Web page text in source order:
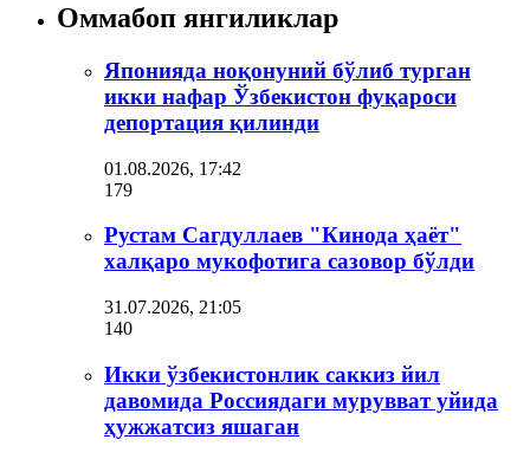
Оммабоп янгиликлар
Японияда ноқонуний бўлиб турган
икки нафар Ўзбекистон фуқароси
депортация қилинди
01.08.2026, 17:42
179
Рустам Сагдуллаев "Кинода ҳаёт"
халқаро мукофотига сазовор бўлди
31.07.2026, 21:05
140
Икки ўзбекистонлик саккиз йил
давомида Россиядаги мурувват уйида
ҳужжатсиз яшаган